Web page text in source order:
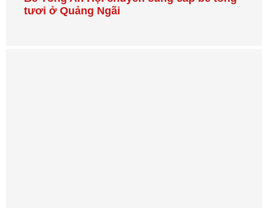
tươi ở Quảng Ngãi